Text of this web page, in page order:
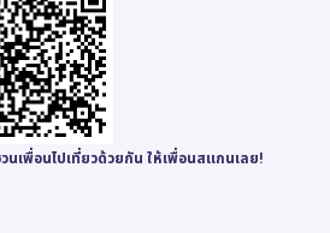
นเพื่อนไปเที่ยวด้วยกัน ให้เพื่อนสแกนเลย!